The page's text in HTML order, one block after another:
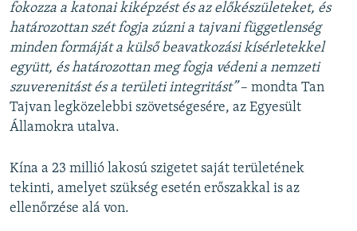
fokozza a katonai kiképzést és az előkészületeket, és
határozottan szét fogja zúzni a tajvani függetlenség
minden formáját a külső beavatkozási kísérletekkel
együtt, és határozottan meg fogja védeni a nemzeti
szuverenitást és a területi integritást”– mondta Tan
Tajvan legközelebbi szövetségesére, az Egyesült
Államokra utalva.
Kína a 23 millió lakosú szigetet saját területének
tekinti, amelyet szükség esetén erőszakkal is az
ellenőrzése alá von.